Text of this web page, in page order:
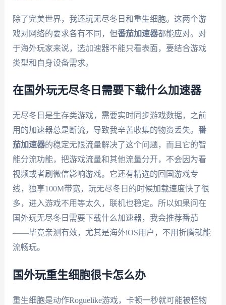
除了完美世界，我还玩无尽冬日和重生细胞。这两个游
戏对网络的要求各有不同，但番茄加速器都能应对。对
于海外玩家来说，选加速器不能只看表面，要结合游戏
类型和自身设备需求。
在国外玩无尽冬日需要下载什么加速器
无尽冬日是生存类游戏，需要实时同步游戏数据，之前
用的加速器总是断流，导致我辛苦收集的物资丢失。 番
茄加速器的稳定无限流量解决了这个问题，而且它的智
能分流功能，把游戏流量和其他流量分开，不会因为看
视频或者刷微信影响游戏。它还有精选的回国游戏专
线，独享100M带宽，玩无尽冬日的时候加载速度快了很
多，进入游戏不用等太久，联机也稳定。所以如果问在
国外玩无尽冬日需要下载什么加速器，我会推荐番茄
——毕竟亲测有效，尤其是海外iOS用户，不用折腾就能
流畅玩。
国外玩重生细胞很卡怎么办
重生细胞是动作Roguelike游戏，卡顿一秒就可能被怪物